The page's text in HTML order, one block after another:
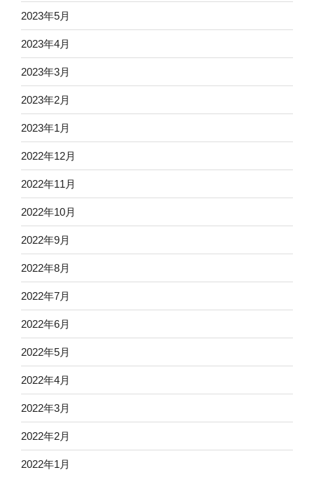
2023年5月
2023年4月
2023年3月
2023年2月
2023年1月
2022年12月
2022年11月
2022年10月
2022年9月
2022年8月
2022年7月
2022年6月
2022年5月
2022年4月
2022年3月
2022年2月
2022年1月